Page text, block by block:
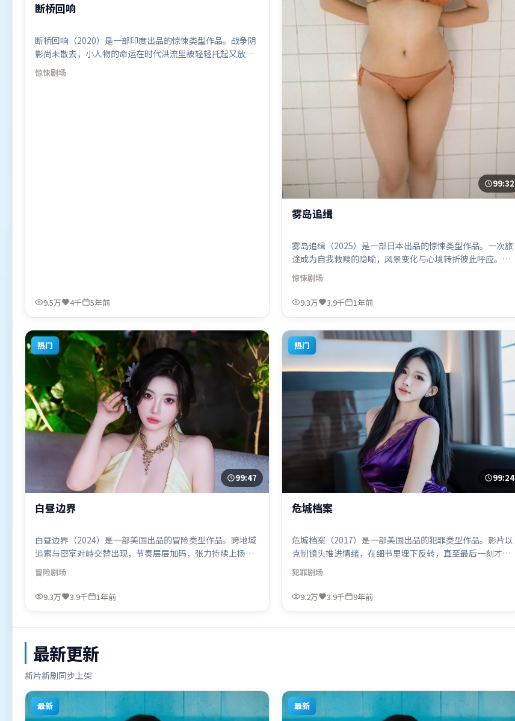
断桥回响
断桥回响（2020）是一部印度出品的惊悚类型作品。战争阴
影尚未散去，小人物的命运在时代洪流里被轻轻托起又放
下。人物关系网复杂却不凌乱，每场对手戏都推动信息增
量。由乌尔善执导，雷佳音、古天乐、张译，阿米尔·汗等
惊悚剧场
9.5万 4千 5年前
99:32
雾岛追缉
雾岛追缉（2025）是一部日本出品的惊悚类型作品。一次旅
途成为自我救赎的隐喻，风景变化与心境转折彼此呼应。摄
影与美术共同营造出强烈地域气质，增强沉浸感。由管虎执
导，木村拓哉、黄政民、胡歌，长泽雅美、吴京、张家辉等
联袂出演。影片于2025年3月13日（日本）在部分地区首映
惊悚剧场
9.3万 3.9千 1年前
热门
99:47
白昼边界
白昼边界（2024）是一部美国出品的冒险类型作品。跨地域
追索与密室对峙交替出现，节奏层层加码，张力持续上扬。
叙事线索多线并进，最终在关键节点收束。由克里斯托弗·
诺兰执导，梁朝伟、提莫西·查拉米、杨紫，弗洛伦丝·皮
尤、全智贤、段奕宏等联袂出演。影片于2024年9月19日
冒险剧场
9.3万 3.9千 1年前
热门
99:24
危城档案
危城档案（2017）是一部美国出品的犯罪类型作品。影片以
克制镜头推进情绪，在细节里埋下反转，直至最后一刻才揭
开谜底。摄影与美术共同营造出强烈地域气质，增强沉浸
感。由乌尔善执导，古天乐、易烊千玺、杨紫，咏梅等联袂
出演。影片于2017年6月9日（美国）在部分地区首映上线，
犯罪剧场
9.2万 3.9千 9年前
最新更新
新片新剧同步上架
最新 最新